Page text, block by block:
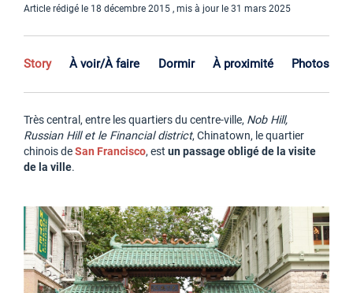
Article rédigé le 18 décembre 2015 , mis à jour le 31 mars 2025
Story À voir/À faire Dormir À proximité Photos
Très central, entre les quartiers du centre-ville, Nob Hill,
Russian Hill et le Financial district, Chinatown, le quartier
chinois deSan Francisco, est un passage obligé de la visite
de la ville.